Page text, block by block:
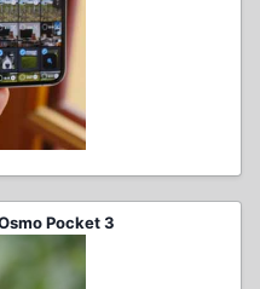
Pocket 3